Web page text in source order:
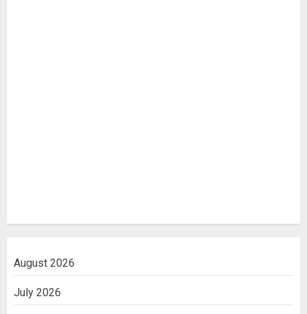
August 2026
July 2026